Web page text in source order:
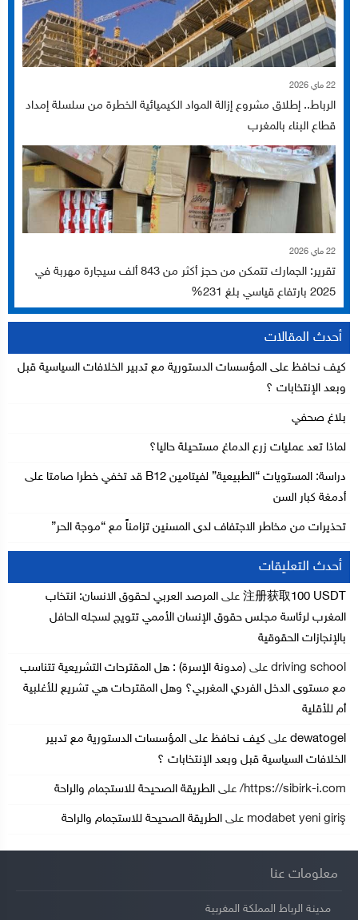
22 ماي 2026
الرباط.. إطلاق مشروع إزالة المواد الكيميائية الخطرة من سلسلة إمداد
قطاع البناء بالمغرب
22 ماي 2026
تقرير: الجمارك تتمكن من حجز أكثر من 843 ألف سيجارة مهربة في
2025 بارتفاع قياسي بلغ 231%
أحدث المقالات
كيف نحافظ على المؤسسات الدستورية مع تدبير الخلافات السياسية قبل
وبعد الإنتخابات ؟
بلاغ صحفي
لماذا تعد عمليات زرع الدماغ مستحيلة حاليا؟
دراسة: المستويات “الطبيعية” لفيتامين B12 قد تخفي خطرا صامتا على
أدمغة كبار السن
تحذيرات من مخاطر الاجتفاف لدى المسنين تزامناً مع “موجة الحر”
أحدث التعليقات
注册获取100 USDT على المرصد العربي لحقوق الانسان: انتخاب
المغرب لرئاسة مجلس حقوق الإنسان الأممي تتويج لسجله الحافل
بالإنجازات الحقوقية
driving school على (مدونة الإسرة) : هل المقترحات التشريعية تتناسب
مع مستوى الدخل الفردي المغربي؟ وهل المقترحات هي تشريع للأغلبية
أم للأقلية
dewatogel على كيف نحافظ على المؤسسات الدستورية مع تدبير
الخلافات السياسية قبل وبعد الإنتخابات ؟
https://sibirk-i.com/ على الطريقة الصحيحة للاستجمام والراحة
modabet yeni giriş على الطريقة الصحيحة للاستجمام والراحة
معلومات عنا
مدينة الرباط المملكة المغربية